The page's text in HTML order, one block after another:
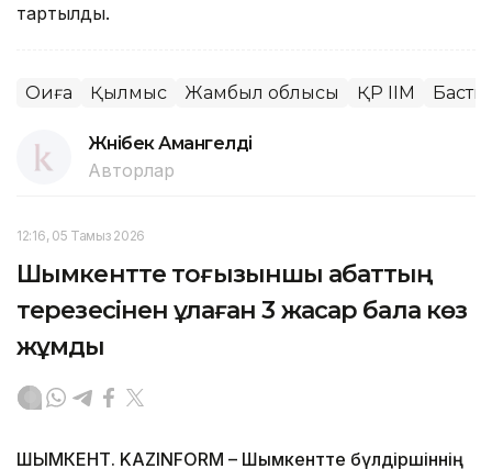
тартылды.
Оқиға Қылмыс Жамбыл облысы ҚР ІІМ Басты
Жәнібек Амангелді
Авторлар
12:16, 05 Тамыз 2026
Шымкентте тоғызыншы қабаттың
терезесінен құлаған 3 жасар бала көз
жұмды
ШЫМКЕНТ. KAZINFORM – Шымкентте бүлдіршіннің